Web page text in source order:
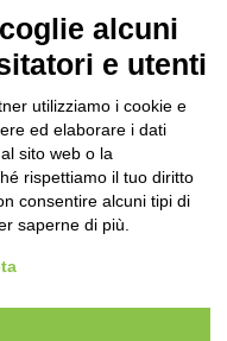
Debiti
alcuni
e utenti
utilizziamo i cookie e
ed elaborare i dati
sito web o la
rispettiamo il tuo diritto
consentire alcuni tipi di
saperne di più.